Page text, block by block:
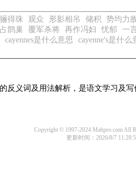
得珠 观众 形影相吊 储积 势均力
鹊巢 覆军杀将 再作冯妇 忧郁 一
cayennes是什么意思 cayenne's是什么
反义词及用法解析，是语文学习及写
Copyright © 1997-2024 Mahpro.com All
更新时间：2026/8/7